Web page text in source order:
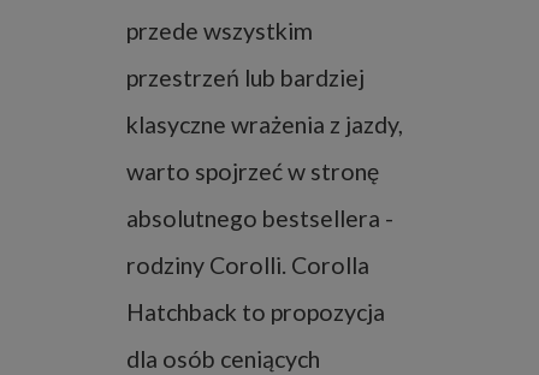
przede wszystkim
przestrzeń lub bardziej
klasyczne wrażenia z jazdy,
warto spojrzeć w stronę
absolutnego bestsellera -
rodziny Corolli. Corolla
Hatchback to propozycja
dla osób ceniących